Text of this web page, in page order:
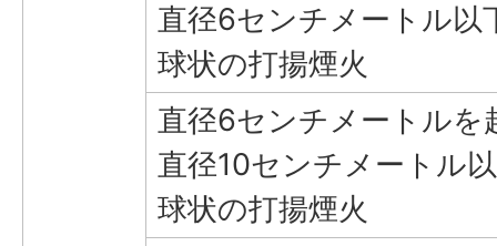
直径6センチメートル以
球状の打揚煙火
直径6センチメートルを
直径10センチメートル
球状の打揚煙火